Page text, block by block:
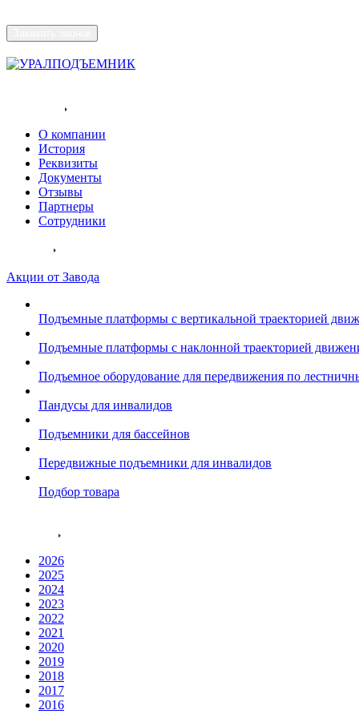
О компании
История
Реквизиты
Документы
Отзывы
Партнеры
Сотрудники
Акции от Завода
Подъемные платформы с вертикальной траекторией
Подъемные платформы с наклонной траекторией
Подъемное оборудование для передвижения по
Пандусы для инвалидов
Подъемники для бассейнов
Передвижные подъемники для инвалидов
Подбор товара
2026
2025
2024
2023
2022
2021
2020
2019
2018
2017
2016